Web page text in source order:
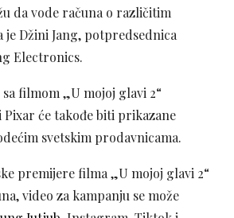
da vode računa o različitim
je Džini Jang, potpredsednica
Electronics.
filmom „U mojoj glavi 2“
Pixar će takođe biti prikazane
svetskim prodavnicama.
premijere filma „U mojoj glavi 2“
video za kampanju se može